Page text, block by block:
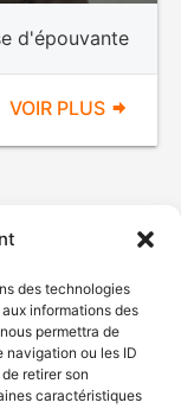
des technologies
informations des
permettra de
navigation ou les ID
retirer son
caractéristiques
d'épouvante
VOIR PLUS